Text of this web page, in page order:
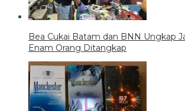
Bea Cukai Batam dan BNN Ungkap
Enam Orang Ditangkap